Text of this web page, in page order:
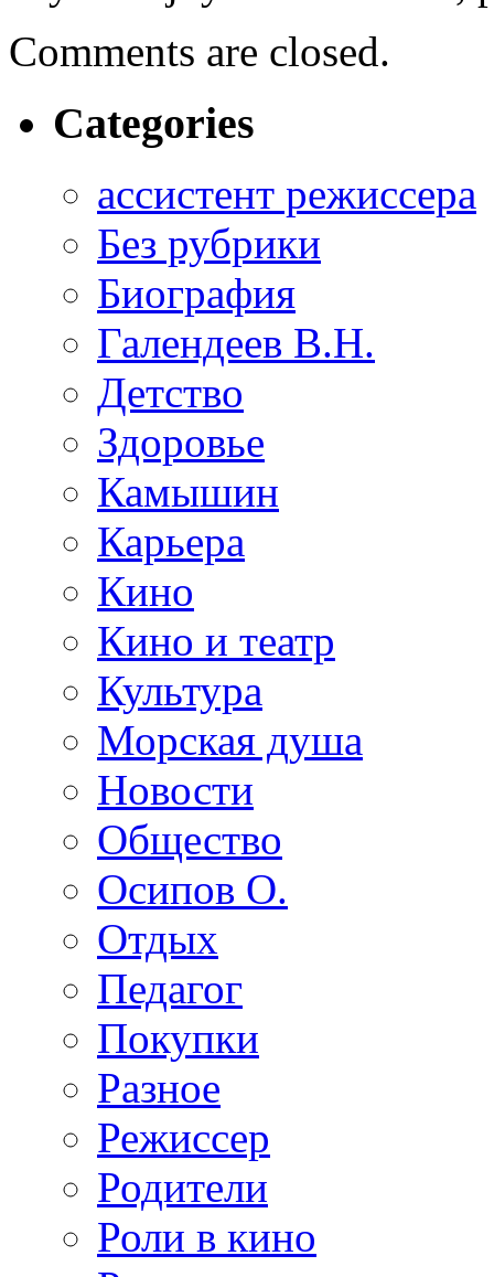
Comments are closed.
Categories
ассистент режиссера
Без рубрики
Биография
Галендеев В.Н.
Детство
Здоровье
Камышин
Карьера
Кино
Кино и театр
Культура
Морская душа
Новости
Общество
Осипов О.
Отдых
Педагог
Покупки
Разное
Режиссер
Родители
Роли в кино